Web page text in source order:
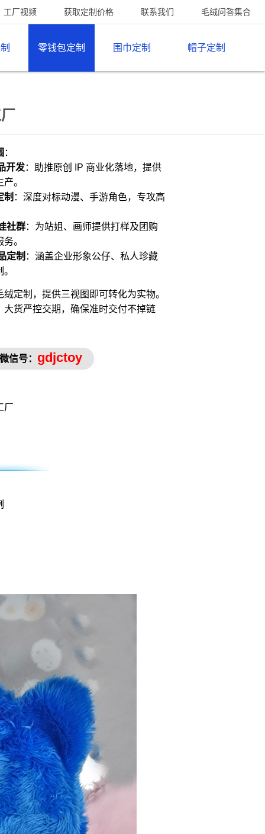
工厂视频 获取定制价格 联系我们 毛绒问答集合
零钱包定制 围巾定制 帽子定制
：
开发：助推原创 IP 商业化落地，提供
。
制 ：深度对标动漫、手游角色，专攻高
社群：为站姐、画师提供打样及团购
。
定制 ：涵盖企业形象公仔、私人珍藏
绒定制，提供三视图即可转化为实物。
大货严控交期，确保准时交付不掉链
信号： gdjctoy
厂